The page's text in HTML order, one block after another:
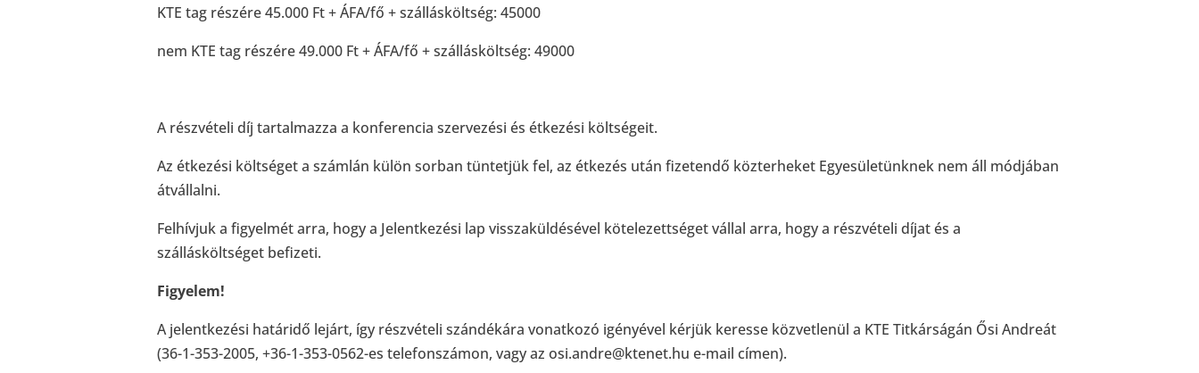
KTE tag részére 45.000 Ft + ÁFA/fő + szállásköltség: 45000
nem KTE tag részére 49.000 Ft + ÁFA/fő + szállásköltség: 49000
A részvételi díj tartalmazza a konferencia szervezési és étkezési költségeit.
Az étkezési költséget a számlán külön sorban tüntetjük fel, az étkezés után fizetendő közterheket Egyesületünknek nem áll módjában
átvállalni.
Felhívjuk a figyelmét arra, hogy a Jelentkezési lap visszaküldésével kötelezettséget vállal arra, hogy a részvételi díjat és a
szállásköltséget befizeti.
Figyelem!
A jelentkezési határidő lejárt, így részvételi szándékára vonatkozó igényével kérjük keresse közvetlenül a KTE Titkárságán Ősi Andreát
(36-1-353-2005, +36-1-353-0562-es telefonszámon, vagy az osi.andre@ktenet.hu e-mail címen).